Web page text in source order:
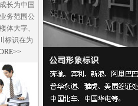
长为中国
务范围公
体大字、
标识在为